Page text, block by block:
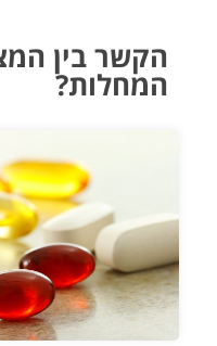
הקשר בין
המחלות?